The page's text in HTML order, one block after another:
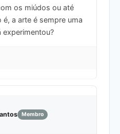
os miúdos ou até
a arte é sempre uma
experimentou?
Membro